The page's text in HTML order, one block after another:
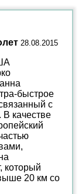
28.08.2015
быстрое
с
качестве
который
20 км со